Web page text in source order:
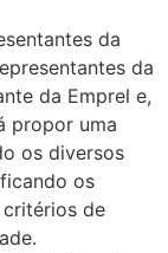
da
da
da Emprel e,
propor uma
os diversos
os
de